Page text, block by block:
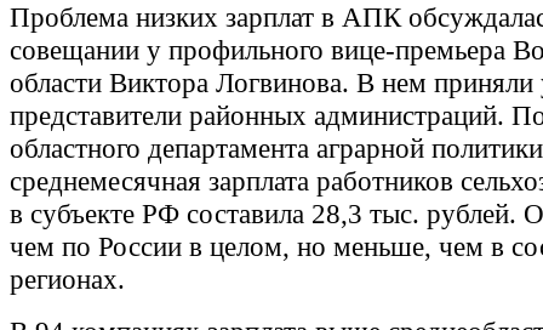
Проблема низких зарплат в АПК
совещании у профильного вице-премьера
области Виктора Логвинова. В нем приняли
представители районных администраций.
областного департамента аграрной
среднемесячная зарплата работников
в субъекте РФ составила 28,3 тыс. рублей.
чем по России в целом, но меньше, чем в
регионах.